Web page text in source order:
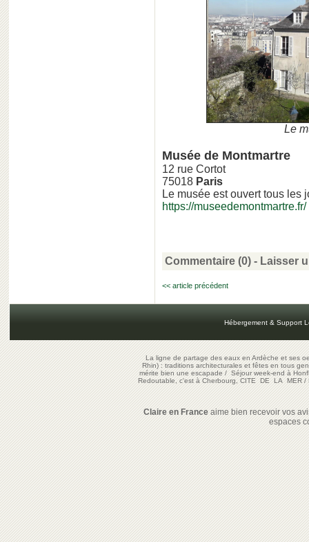
Le
Musée de Montmartre
12 rue Cortot
75018 Paris
Le musée est ouvert tous les
https://museedemontmartre.fr/
Commentaire (0) - Laisser
<< article précédent
Hébergement & Support
La ligne de partage des eaux en Ardèche et ses
Rhin) : traditions architecturales et fêtes en tous
mérite bien une escapade/Séjour week-end à
Redoutable, c'est à Cherbourg, CITE DE LA MER/
Claire en Franceaime bien recevoir vos
espaces